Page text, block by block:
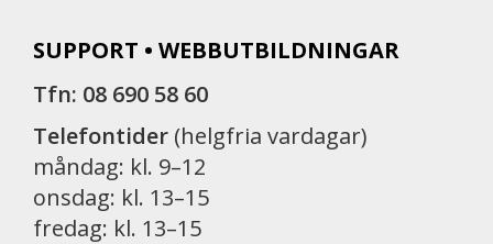
SUPPORT • WEBBUTBILDNINGAR
Tfn: 08 690 58 60
Telefontider (helgfria vardagar)
måndag: kl. 9–12
onsdag: kl. 13–15
fredag: kl. 13–15